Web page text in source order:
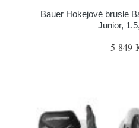
Bauer Hokejové brusle
Junior,
5 849